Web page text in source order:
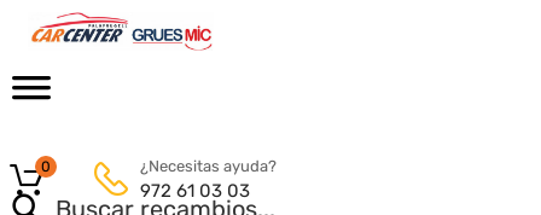
¿Necesitas ayuda?
972 61 03 03
0